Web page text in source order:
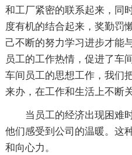
和工厂紧密的联系起来，同
度有机的结合起来，奖勤罚
己不断的努力学习进步才能
员工的工作热情，促进了车
车间员工的思想工作，我们
来办，在工作和生活上不断
当员工的经济出现困难
他们感受到公司的温暖。这
和向心力。